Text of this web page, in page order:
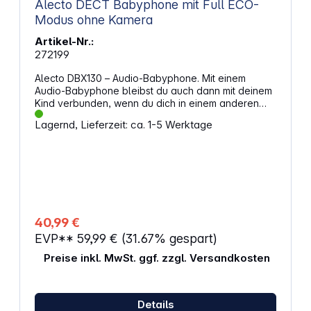
Alecto DECT Babyphone mit Full ECO-
Modus ohne Kamera
Artikel-Nr.:
272199
Alecto DBX130 – Audio-Babyphone. Mit einem
Audio-Babyphone bleibst du auch dann mit deinem
Kind verbunden, wenn du dich in einem anderen
Raum oder im Garten aufhältst. Die DECT-
Technologie mit 1,8 GHz sorgt für eine klare
Mehr Freiheit im AlltagDie wiederaufladbare
Elterneinheit verfügt über eine Standby-Zeit von bis
zu 16 Stunden und lässt sich mit dem Gürtelclip
bequem mitnehmen. Bei niedrigem Akkustand oder
wenn die Verbindung außerhalb der Reichweite
Kontakt zum Kinderzimmer und kannst rechtzeitig
reagieren. Die Elterneinheit kann sowohl mit den
Lagernd, Lieferzeit: ca. 1-5 Werktage
40,99 €
EVP** 59,99 € (31.67% gespart)
Preise inkl. MwSt. ggf. zzgl. Versandkosten
Details